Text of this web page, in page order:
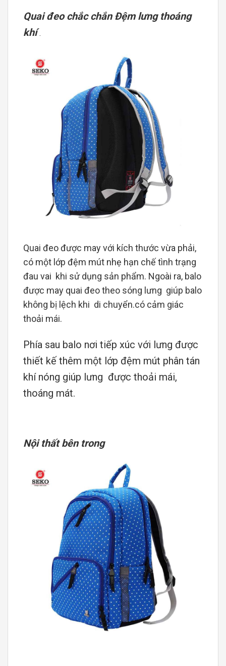
Quai đeo chắc chắn Đệm lưng thoáng
khí.
Quai đeo được may với kích thước vừa phải,
có một lớp đệm mút nhẹ hạn chế tình trạng
đau vai khi sử dụng sản phẩm. Ngoài ra, balo
được may quai đeo theo sóng lưng giúp balo
không bị lệch khi di chuyển.có cảm giác
thoải mái.
Phía sau balo nơi tiếp xúc với lưng được
thiết kế thêm một lớp đệm mút phân tán
khí nóng giúp lưng được thoải mái,
thoáng mát.
Nội thất bên trong